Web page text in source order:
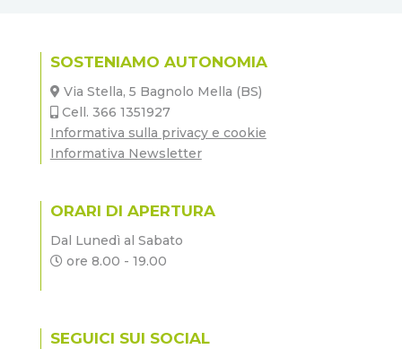
SOSTENIAMO AUTONOMIA
Via Stella, 5 Bagnolo Mella (BS)
Cell. 366 1351927
Informativa sulla privacy e cookie
Informativa Newsletter
ORARI DI APERTURA
Dal Lunedì al Sabato
ore 8.00 - 19.00
SEGUICI SUI SOCIAL